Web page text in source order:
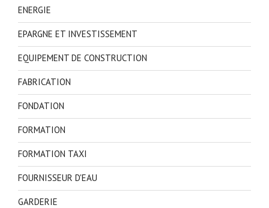
ENERGIE
EPARGNE ET INVESTISSEMENT
EQUIPEMENT DE CONSTRUCTION
FABRICATION
FONDATION
FORMATION
FORMATION TAXI
FOURNISSEUR D'EAU
GARDERIE